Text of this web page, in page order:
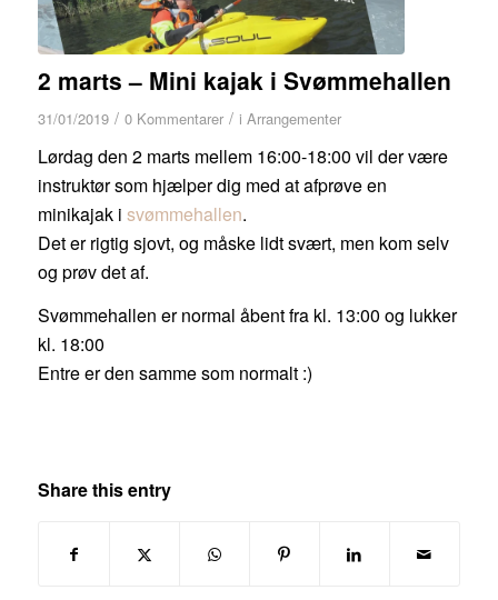
2 marts – Mini kajak i Svømmehallen
31/01/2019 / 0 Kommentarer / i Arrangementer
Lørdag den 2 marts mellem 16:00-18:00 vil der være
instruktør som hjælper dig med at afprøve en
minikajak i svømmehallen.
Det er rigtig sjovt, og måske lidt svært, men kom selv
og prøv det af.
Svømmehallen er normal åbent fra kl. 13:00 og lukker
kl. 18:00
Entre er den samme som normalt :)
Share this entry